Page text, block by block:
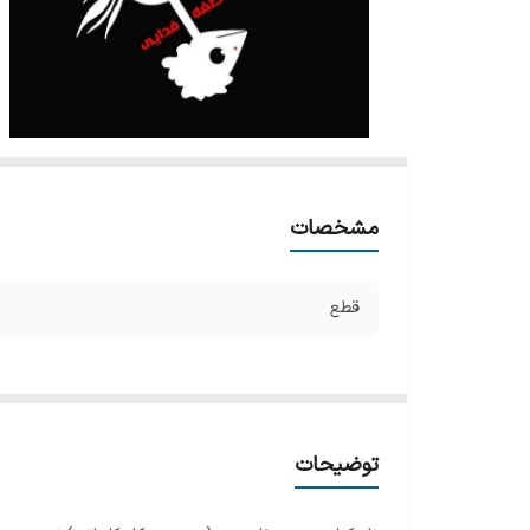
مشخصات
قطع
توضیحات